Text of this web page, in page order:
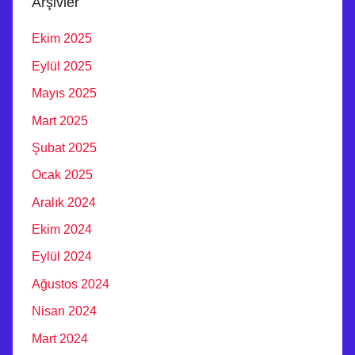
İ
R
A
G
L
A
M
T
A
Ekim 2025
Eylül 2025
Mayıs 2025
Mart 2025
Şubat 2025
Ocak 2025
Aralık 2024
Ekim 2024
Eylül 2024
Ağustos 2024
Nisan 2024
Mart 2024